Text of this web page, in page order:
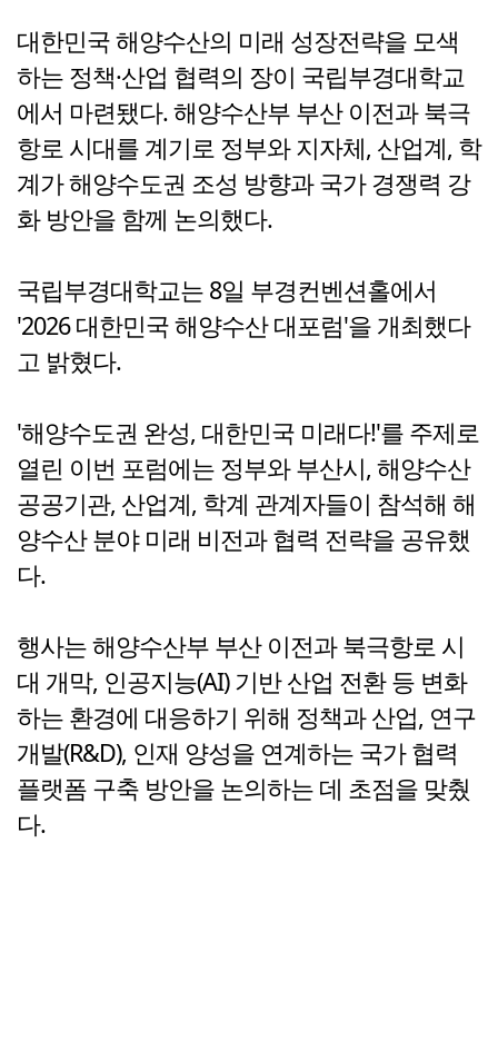
대한민국 해양수산의 미래 성장전략을 모색
하는 정책·산업 협력의 장이 국립부경대학교
에서 마련됐다. 해양수산부 부산 이전과 북극
항로 시대를 계기로 정부와 지자체, 산업계, 학
계가 해양수도권 조성 방향과 국가 경쟁력 강
화 방안을 함께 논의했다.
국립부경대학교는 8일 부경컨벤션홀에서
'2026 대한민국 해양수산 대포럼'을 개최했다
고 밝혔다.
'해양수도권 완성, 대한민국 미래다!'를 주제로
열린 이번 포럼에는 정부와 부산시, 해양수산
공공기관, 산업계, 학계 관계자들이 참석해 해
양수산 분야 미래 비전과 협력 전략을 공유했
다.
행사는 해양수산부 부산 이전과 북극항로 시
대 개막, 인공지능(AI) 기반 산업 전환 등 변화
하는 환경에 대응하기 위해 정책과 산업, 연구
개발(R&D), 인재 양성을 연계하는 국가 협력
플랫폼 구축 방안을 논의하는 데 초점을 맞췄
다.